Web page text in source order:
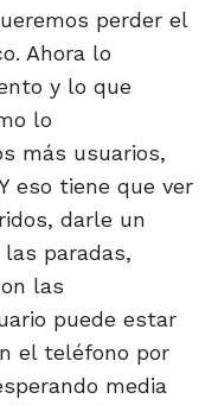
perder el
Ahora lo
y lo que
lo
más usuarios,
eso tiene que ver
darle un
paradas,
las
puede estar
el teléfono por
media